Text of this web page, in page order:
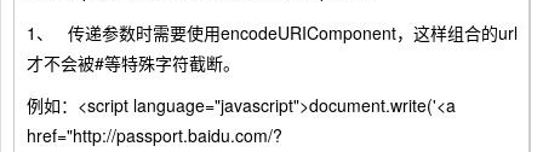
1、 传递参数时需要使用encodeURIComponent，这样组合的url
才不会被#等特殊字符截断。
例如：<script language="javascript">document.write('<a
href="http://passport.baidu.com/?